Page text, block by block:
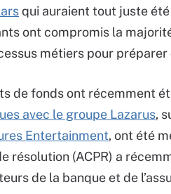
qui auraient tout juste été
ont compromis la
métiers pour
de fonds ont récemment
avec le groupe Lazarus,
Entertainment, ont été
résolution (ACPR) a
de la banque et de